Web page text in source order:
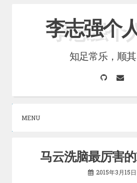
李志强个
知足常乐，顺
GitHubEmail
MENU
马云洗脑最厉害
2015年3月15日